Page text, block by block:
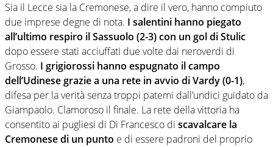
Sia il Lecce sia la Cremonese, a dire il vero, hanno compiuto
due imprese degne di nota. I salentini hanno piegato
all’ultimo respiro il Sassuolo (2-3) con un gol di Stulic
dopo essere stati acciuffati due volte dai neroverdi di
Grosso. I grigiorossi hanno espugnato il campo
dell’Udinese grazie a una rete in avvio di Vardy (0-1),
difesa per la verità senza troppi patemi dall’undici guidato da
Giampaolo. Clamoroso il finale. La rete della vittoria ha
consentito ai pugliesi di Di Francesco di scavalcare la
Cremonese di un punto e di essere padroni del proprio